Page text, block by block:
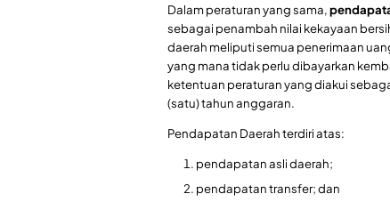
Dalam peraturan yang sama,p
sebagai penambah nilai kekayaan
daerah meliputi semua penerimaan
yang mana tidak perlu dibayarkan
ketentuan peraturan yang diakui
(satu) tahun anggaran.
Pendapatan Daerah terdiri atas:
pendapatan asli daerah;
pendapatan transfer; dan